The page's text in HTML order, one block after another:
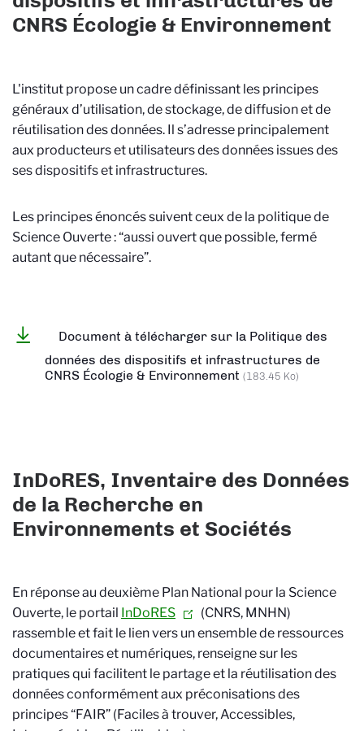
CNRS Écologie & Environnement
L'institut propose un cadre définissant les principes
généraux d’utilisation, de stockage, de diffusion et de
réutilisation des données. Il s’adresse principalement
aux producteurs et utilisateurs des données issues des
ses dispositifs et infrastructures.
Les principes énoncés suivent ceux de la politique de
Science Ouverte : “aussi ouvert que possible, fermé
autant que nécessaire”.
Document à télécharger sur la Politique des
données des dispositifs et infrastructures de
CNRS Écologie & Environnement (183.45 Ko)
InDoRES, Inventaire des Données
de la Recherche en
Environnements et Sociétés
En réponse au deuxième Plan National pour la Science
Ouverte, le portail InDoRES
(CNRS, MNHN)
rassemble et fait le lien vers un ensemble de ressources
documentaires et numériques, renseigne sur les
pratiques qui facilitent le partage et la réutilisation des
données conformément aux préconisations des
principes “FAIR” (Faciles à trouver, Accessibles,